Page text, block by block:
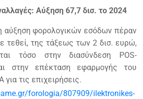
Αύξηση 67,7 δισ. το 2024
αύξηση φορολογικών εσόδων πέραν
τεθεί, της τάξεως των 2 δισ. ευρώ,
τόσο στην διασύνδεση POS-
στην επέκταση εφαρμογής του
τις επιχειρήσεις.
forologia/807909/ilektronikes-